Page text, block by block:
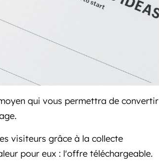
qui vous permettra de convertir
visiteurs grâce à la collecte
pour eux : l'offre téléchargeable.